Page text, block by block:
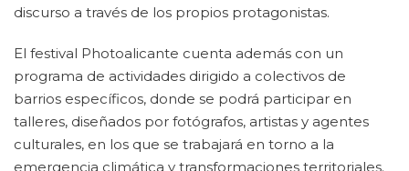
discurso a través de los propios protagonistas.
El festival Photoalicante cuenta además con un
programa de actividades dirigido a colectivos de
barrios específicos, donde se podrá participar en
talleres, diseñados por fotógrafos, artistas y agentes
culturales, en los que se trabajará en torno a la
emergencia climática y transformaciones territoriales.